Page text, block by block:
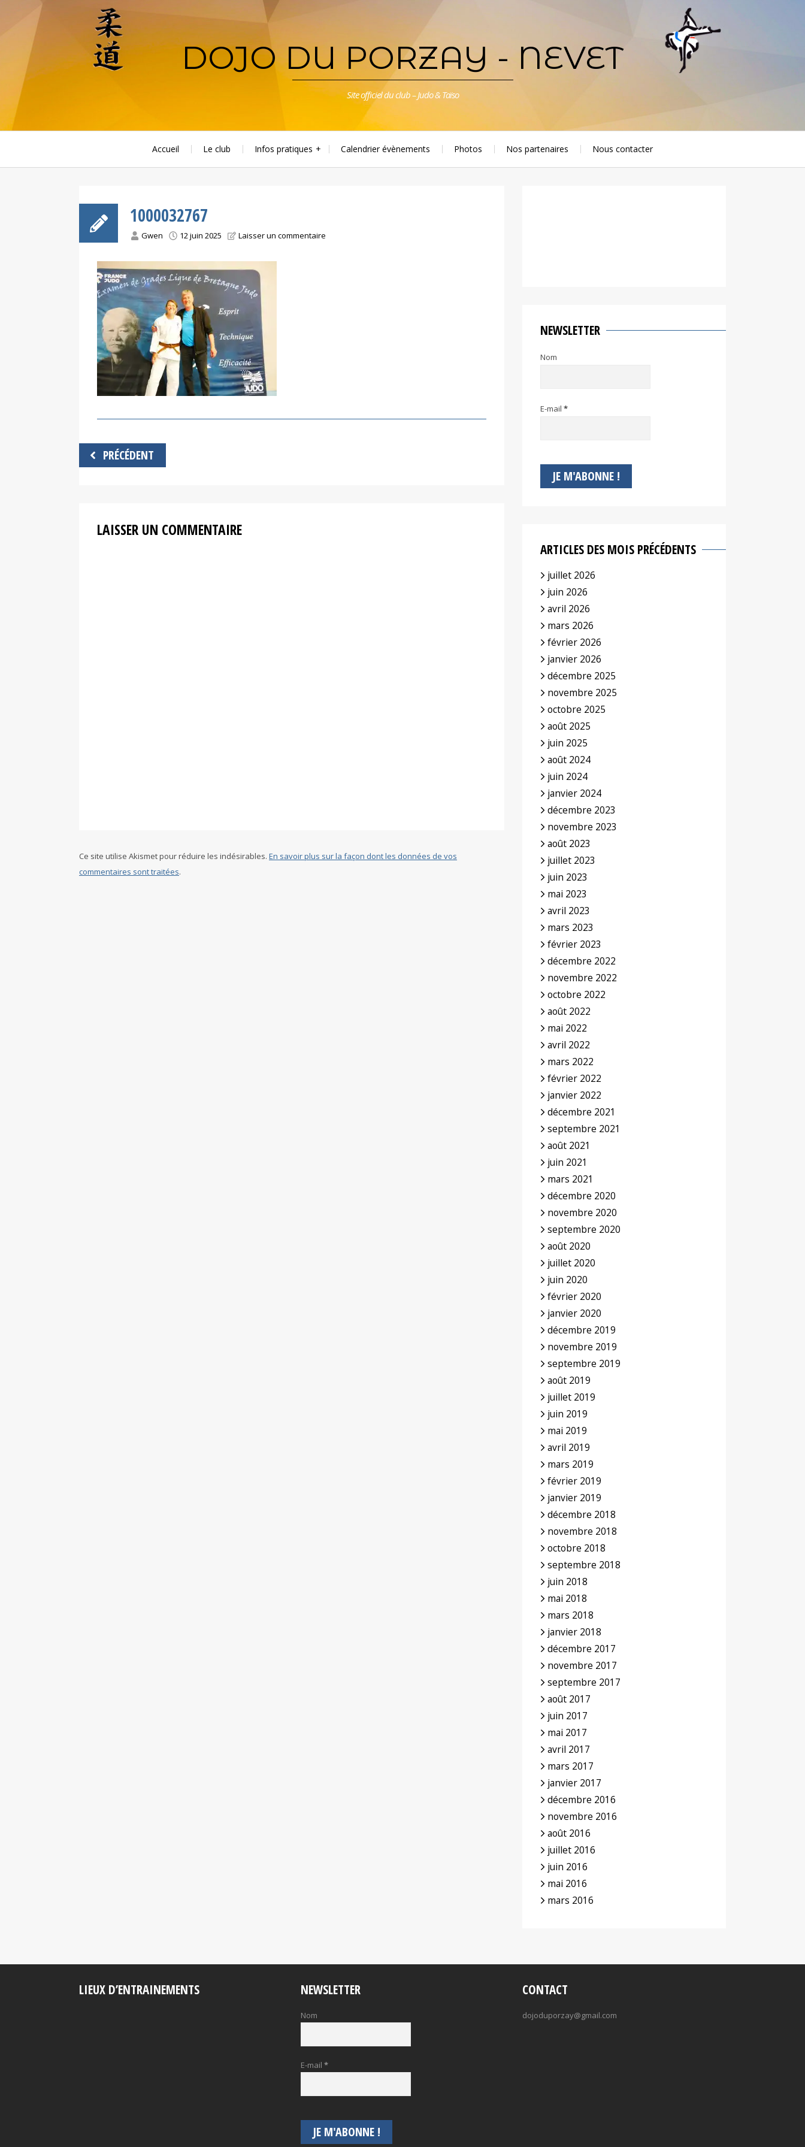
principal
DOJO DU PORZAY - NEVET
Site officiel du club – Judo & Taïso
Accueil Le club Infos pratiques Calendrier évènements Photos Nos partenaires Nous contacter
1000032767
Gwen 12 juin 2025 Laisser un commentaire
Navigation
de
PRÉCÉDENT
LAISSER UN COMMENTAIRE
Ce site utilise Akismet pour réduire les indésirables. En savoir plus sur la façon dont les données de vos
commentaires sont traitées.
NEWSLETTER
Nom
E-mail *
ARTICLES DES MOIS PRÉCÉDENTS
juillet 2026
juin 2026
avril 2026
mars 2026
février 2026
janvier 2026
décembre 2025
novembre 2025
octobre 2025
août 2025
juin 2025
août 2024
juin 2024
janvier 2024
décembre 2023
novembre 2023
août 2023
juillet 2023
juin 2023
mai 2023
avril 2023
mars 2023
février 2023
décembre 2022
novembre 2022
octobre 2022
août 2022
mai 2022
avril 2022
mars 2022
février 2022
janvier 2022
décembre 2021
septembre 2021
août 2021
juin 2021
mars 2021
décembre 2020
novembre 2020
septembre 2020
août 2020
juillet 2020
juin 2020
février 2020
janvier 2020
décembre 2019
novembre 2019
septembre 2019
août 2019
juillet 2019
juin 2019
mai 2019
avril 2019
mars 2019
février 2019
janvier 2019
décembre 2018
novembre 2018
octobre 2018
septembre 2018
juin 2018
mai 2018
mars 2018
janvier 2018
décembre 2017
novembre 2017
septembre 2017
août 2017
juin 2017
mai 2017
avril 2017
mars 2017
janvier 2017
décembre 2016
novembre 2016
août 2016
juillet 2016
juin 2016
mai 2016
mars 2016
LIEUX D’ENTRAINEMENTS NEWSLETTER
Nom
E-mail *
CONTACT
dojoduporzay@gmail.com